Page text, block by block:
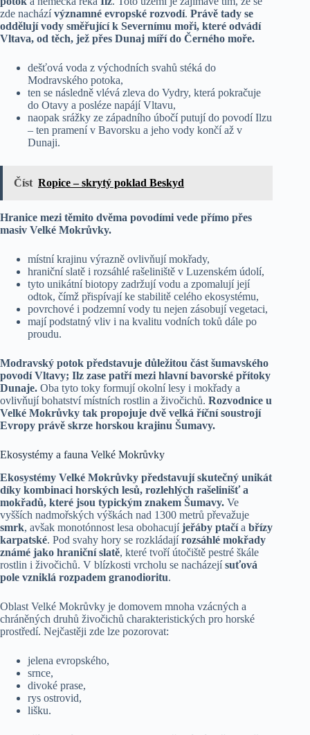
zde nacházívýznamné evropské rozvodí. Právě tady se
oddělují vody směřující k Severnímu moři, které odvádí
Vltava, od těch, jež přes Dunaj míří do Černého moře.
dešťová voda z východních svahů stéká do
Modravského potoka,
ten se následně vlévá zleva do Vydry, která pokračuje
do Otavy a posléze napájí Vltavu,
naopak srážky ze západního úbočí putují do povodí Ilzu
– ten pramení v Bavorsku a jeho vody končí až v
Dunaji.
Číst Ropice – skrytý poklad Beskyd
Hranice mezi těmito dvěma povodími vede přímo přes
masiv Velké Mokrůvky.
místní krajinu výrazně ovlivňují mokřady,
hraniční slatě i rozsáhlé rašeliniště v Luzenském údolí,
tyto unikátní biotopy zadržují vodu a zpomalují její
odtok, čímž přispívají ke stabilitě celého ekosystému,
povrchové i podzemní vody tu nejen zásobují vegetaci,
mají podstatný vliv i na kvalitu vodních toků dále po
proudu.
Modravský potok představuje důležitou část šumavského
povodí Vltavy; Ilz zase patří mezi hlavní bavorské přítoky
Dunaje. Oba tyto toky formují okolní lesy i mokřady a
ovlivňují bohatství místních rostlin a živočichů. Rozvodnice u
Velké Mokrůvky tak propojuje dvě velká říční soustrojí
Evropy právě skrze horskou krajinu Šumavy.
Ekosystémy a fauna Velké Mokrůvky
Ekosystémy Velké Mokrůvky představují skutečný unikát
díky kombinaci horských lesů, rozlehlých rašelinišť a
mokřadů, které jsou typickým znakem Šumavy. Ve
vyšších nadmořských výškách nad 1300 metrů převažuje
smrk, avšak monotónnost lesa obohacujíjeřáby ptačía břízy
karpatské. Pod svahy hory se rozkládajírozsáhlé mokřady
známé jako hraniční slatě, které tvoří útočiště pestré škále
rostlin i živočichů. V blízkosti vrcholu se nacházejísuťová
pole vzniklá rozpadem granodioritu.
Oblast Velké Mokrůvky je domovem mnoha vzácných a
chráněných druhů živočichů charakteristických pro horské
prostředí. Nejčastěji zde lze pozorovat:
jelena evropského,
srnce,
divoké prase,
rys ostrovid,
lišku.